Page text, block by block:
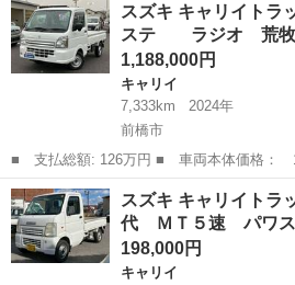
オールペン ４ＭＴ 社外ＡＷ 丸目ヘッ
660cc ...
スズキ キャリイトラ
ステ ラジオ 荒牧
1,188,000円
キャリイ
7,333km
2024年
前橋市
■ 支払総額: 126万円 ■ 車両本体価格： 1,188,000 円 ■ メーカー
名： スズキ ■ 車種名： キャリイトラ
Ｃエアコン・パワステ ラジオ 荒牧高
...
群馬 前橋市 キャリイ
スズキ キャリイトラ
代 ＭＴ５速 パワ
198,000円
キャリイ